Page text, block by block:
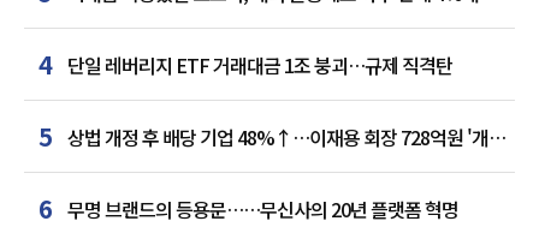
급락
4 단일 레버리지 ETF 거래대금 1조 붕괴…규제 직격탄
5 상법 개정 후 배당 기업 48%↑…이재용 회장 728억원 '개인
최다'
6 무명 브랜드의 등용문……무신사의 20년 플랫폼 혁명